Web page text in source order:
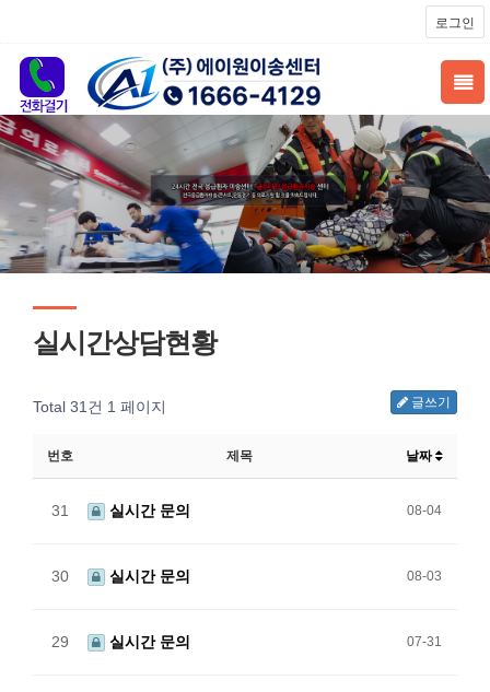
로그인
실시간상담현황
Total 31건 1 페이지 글쓰기
번호 제목 날짜
31 실시간 문의 08-04
30 실시간 문의 08-03
29 실시간 문의 07-31